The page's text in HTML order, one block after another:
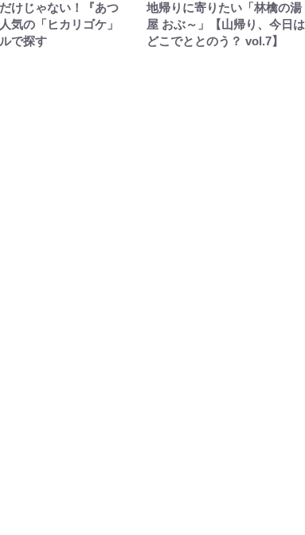
けじゃない！『あつ
気の「ヒカリゴケ」
で探す
地帰りに寄りたい「林檎の湯
屋 おぶ～」【山帰り、今日は
どこでととのう？ vol.7】